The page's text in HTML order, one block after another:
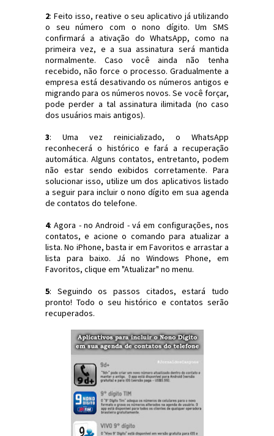
2: Feito isso, reative o seu aplicativo já utilizando
o seu número com o nono dígito. Um SMS
confirmará a ativação do WhatsApp, como na
primeira vez, e a sua assinatura será mantida
normalmente. Caso você ainda não tenha
recebido, não force o processo. Gradualmente a
empresa está desativando os números antigos e
migrando para os números novos. Se você forçar,
pode perder a tal assinatura ilimitada (no caso
dos usuários mais antigos).
3: Uma vez reinicializado, o WhatsApp
reconhecerá o histórico e fará a recuperação
automática. Alguns contatos, entretanto, podem
não estar sendo exibidos corretamente. Para
solucionar isso, utilize um dos aplicativos listado
a seguir para incluir o nono dígito em sua agenda
de contatos do telefone.
4: Agora - no Android - vá em configurações, nos
contatos, e acione o comando para atualizar a
lista. No iPhone, basta ir em Favoritos e arrastar a
lista para baixo. Já no Windows Phone, em
Favoritos, clique em "Atualizar" no menu.
5: Seguindo os passos citados, estará tudo
pronto! Todo o seu histórico e contatos serão
recuperados.